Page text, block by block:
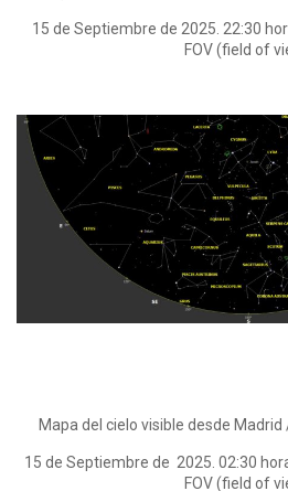
15 de Septiembre de 2025. 22:30
FOV (field of
Mapa del cielo visible desde
15 de Septiembre de 2025. 02:30
FOV (field of